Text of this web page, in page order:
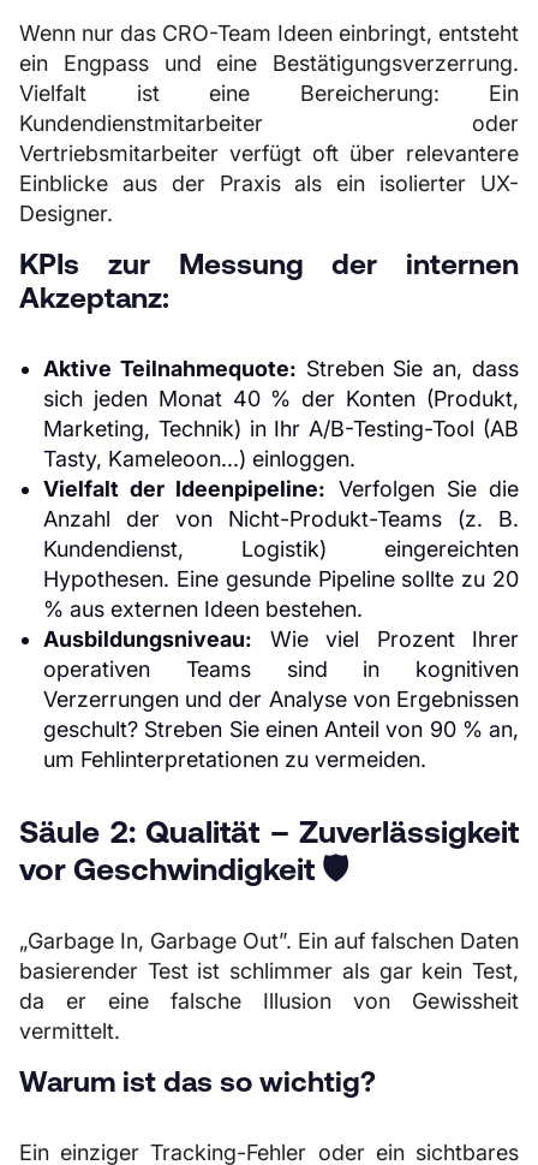
Wenn nur das CRO-Team Ideen einbringt, entsteht
ein Engpass und eine Bestätigungsverzerrung.
Vielfalt ist eine Bereicherung: Ein
Kundendienstmitarbeiter oder
Vertriebsmitarbeiter verfügt oft über relevantere
Einblicke aus der Praxis als ein isolierter UX-
Designer.
KPIs zur Messung der internen
Akzeptanz:
Aktive Teilnahmequote: Streben Sie an, dass
sich jeden Monat 40 % der Konten (Produkt,
Marketing, Technik) in Ihr A/B-Testing-Tool (AB
Tasty, Kameleoon...) einloggen.
Vielfalt der Ideenpipeline: Verfolgen Sie die
Anzahl der von Nicht-Produkt-Teams (z. B.
Kundendienst, Logistik) eingereichten
Hypothesen. Eine gesunde Pipeline sollte zu 20
% aus externen Ideen bestehen.
Ausbildungsniveau: Wie viel Prozent Ihrer
operativen Teams sind in kognitiven
Verzerrungen und der Analyse von Ergebnissen
geschult? Streben Sie einen Anteil von 90 % an,
um Fehlinterpretationen zu vermeiden.
Säule 2: Qualität – Zuverlässigkeit
vor Geschwindigkeit 🛡️
„Garbage In, Garbage Out”. Ein auf falschen Daten
basierender Test ist schlimmer als gar kein Test,
da er eine falsche Illusion von Gewissheit
vermittelt.
Warum ist das so wichtig?
Ein einziger Tracking-Fehler oder ein sichtbares